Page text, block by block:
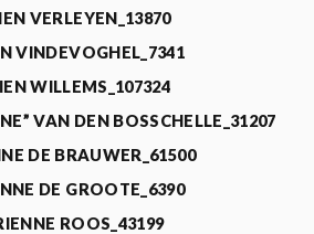
VERLEYEN_13870
VINDEVOGHEL_7341
WILLEMS_107324
VAN DEN BOSSCHELLE_31207
DE BRAUWER_61500
DE GROOTE_6390
ROOS_43199